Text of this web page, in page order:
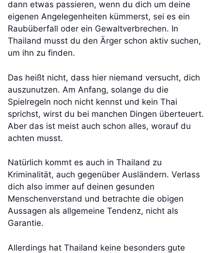
dann etwas passieren, wenn du dich um deine
eigenen Angelegenheiten kümmerst, sei es ein
Raubüberfall oder ein Gewaltverbrechen. In
Thailand musst du den Ärger schon aktiv suchen,
um ihn zu finden.
Das heißt nicht, dass hier niemand versucht, dich
auszunutzen. Am Anfang, solange du die
Spielregeln noch nicht kennst und kein Thai
sprichst, wirst du bei manchen Dingen überteuert.
Aber das ist meist auch schon alles, worauf du
achten musst.
Natürlich kommt es auch in Thailand zu
Kriminalität, auch gegenüber Ausländern. Verlass
dich also immer auf deinen gesunden
Menschenverstand und betrachte die obigen
Aussagen als allgemeine Tendenz, nicht als
Garantie.
Allerdings hat Thailand keine besonders gute